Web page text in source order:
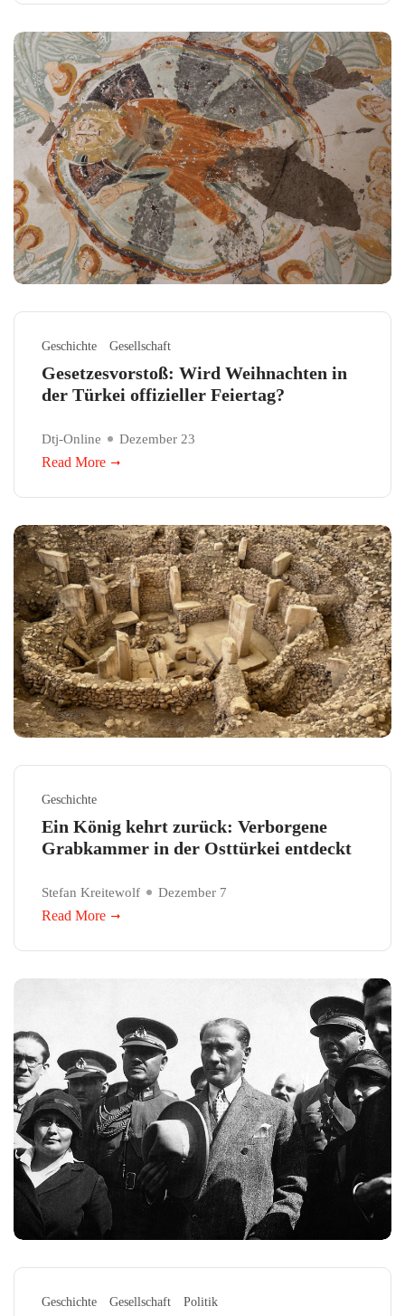
Geschichte Gesellschaft
Gesetzesvorstoß: Wird Weihnachten in
der Türkei offizieller Feiertag?
Dtj-Online Dezember 23
Read More
Geschichte
Ein König kehrt zurück: Verborgene
Grabkammer in der Osttürkei entdeckt
Stefan Kreitewolf Dezember 7
Read More
Geschichte Gesellschaft Politik